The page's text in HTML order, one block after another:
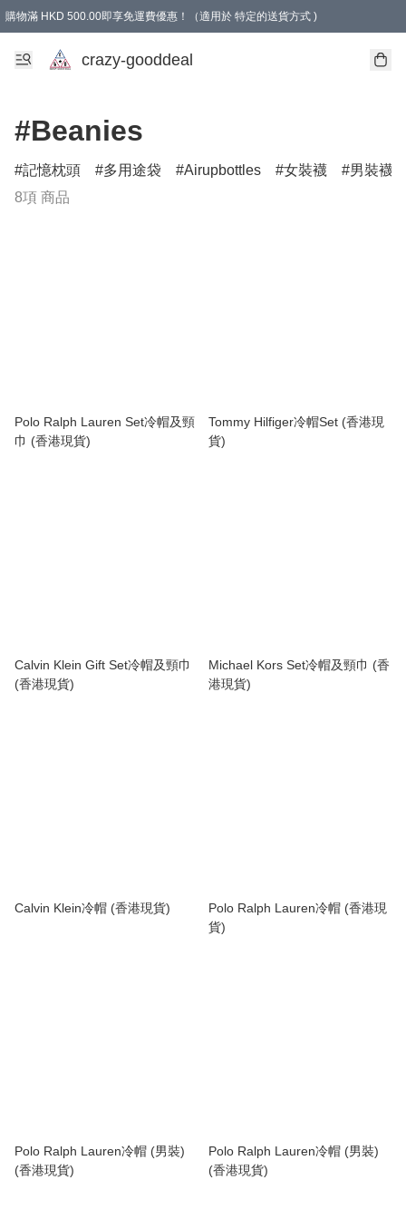
購物滿 HKD 500.00即享免運費優惠！（適用於 特定的送貨方式 )
成為會員可享免費禮品
crazy-gooddeal
#Beanies
記憶枕頭 多用途袋 Airupbottles 女裝襪
男裝襪
8項 商品
Polo Ralph Lauren Set冷帽及頸
巾 (香港現貨)
Tommy Hilfiger冷帽Set (香港現
貨)
Calvin Klein Gift Set冷帽及頸巾
(香港現貨)
Michael Kors Set冷帽及頸巾 (香
港現貨)
Calvin Klein冷帽 (香港現貨)
Polo Ralph Lauren冷帽 (香港現
貨)
Polo Ralph Lauren冷帽 (男裝)
(香港現貨)
Polo Ralph Lauren冷帽 (男裝)
(香港現貨)